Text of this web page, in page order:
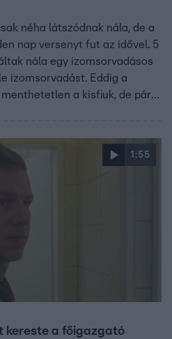
néha látszódnak nála, de a
nap versenyt fut az idővel. 5
nála egy izomsorvadásos
izomsorvadást. Eddig a
a kisfiuk, de pár
1,1 milliárd forintba kerül. A
gyűjtést szervezett a
1:55
kereste a főigazgató